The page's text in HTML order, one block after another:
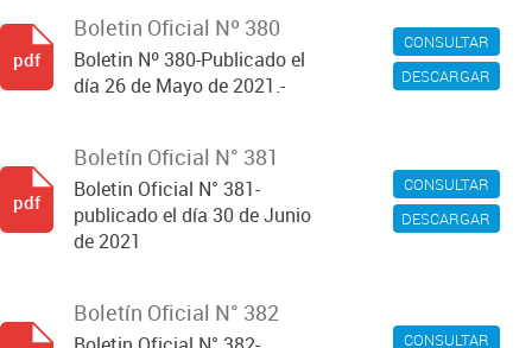
CONSULTAR
DESCARGAR
Boletin Oficial Nº 380
Boletin Nº 380-Publicado el
día 26 de Mayo de 2021.-
pdf
CONSULTAR
DESCARGAR
Boletín Oficial N° 381
Boletin Oficial N° 381-
publicado el día 30 de Junio
de 2021
pdf
CONSULTAR
Boletín Oficial N° 382